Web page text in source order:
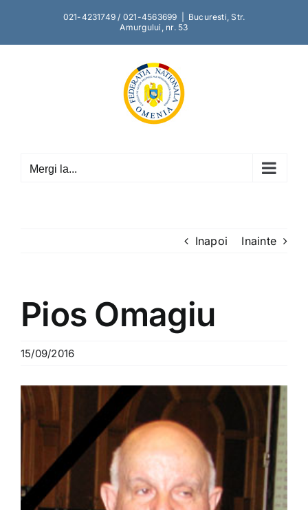
content
021-4231749 / 021-4563699
Bucuresti, Str.
Amurgului, nr. 53
Mergi la...
Inapoi Inainte
Pios Omagiu
15/09/2016
View
Larger
Image